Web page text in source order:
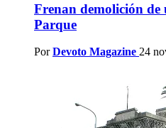
Frenan demolición de
Parque
Por Devoto Magazine 24